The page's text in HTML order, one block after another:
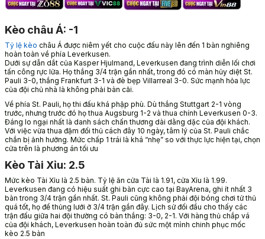
Kèo châu Á: -1
Tỷ lệ kèo châu Á được niêm yết cho cuộc đấu này lên đến 1 bàn nghiêng
hoàn toàn về phía Leverkusen.
Dưới sự dẫn dắt của Kasper Hjulmand, Leverkusen đang trình diễn lối chơi
tấn công rực lửa. Họ thắng 3/4 trận gần nhất, trong đó có màn hủy diệt St.
Pauli 3-0, thắng Frankfurt 3-1 và đè bẹp Villarreal 3-0. Sức mạnh hỏa lực
của đội chủ nhà là không phải bàn cãi.
Về phía St. Pauli, họ thi đấu khá phập phù. Dù thắng Stuttgart 2-1 vòng
trước, nhưng trước đó họ thua Augsburg 1-2 và thua chính Leverkusen 0-3.
Đáng lo ngại nhất là danh sách chấn thương dài dằng dặc của đội khách.
Với việc vừa thua đậm đối thủ cách đây 10 ngày, tâm lý của St. Pauli chắc
chắn bị ảnh hưởng. Mức chấp 1 trái là khá “nhẹ” so với thực lực hiện tại, chọn
cửa trên là phương án tối ưu
Kèo Tài Xỉu: 2.5
Mức kèo Tài Xỉu là 2.5 bàn. Tỷ lệ ăn cửa Tài là 1.91, cửa Xỉu là 1.99.
Leverkusen đang có hiệu suất ghi bàn cực cao tại BayArena, ghi ít nhất 3
bàn trong 3/4 trận gần nhất. St. Pauli cũng không phải đội bóng chơi tử thủ
quá tốt, họ để thủng lưới ở 3/4 trận gần đây. Lịch sử đối đầu cho thấy các
trận đấu giữa hai đội thường có bàn thắng: 3-0, 2-1. Với hàng thủ chắp vá
của đội khách, Leverkusen hoàn toàn đủ sức một mình chinh phục mốc
kèo 2.5 bàn